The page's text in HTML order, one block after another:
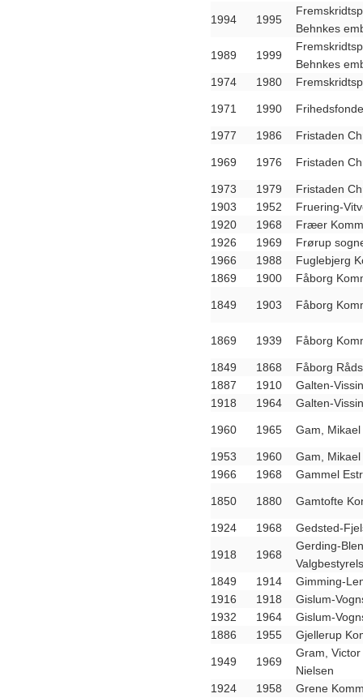
1994 1995
Behnkes
1989 1999
Behnkes
1974
1980
1971 1990
1977 1986 Fristaden
1969 1976 Fristaden
1973 1979
Fristaden
1903
1952
Fruering-
1920
1968
Fræer
1926
1969
Frørup
1966
1988
Fuglebjerg
1869
1900 Fåborg
1849 1903 Fåborg
1869 1939 Fåborg
1849 1868
Fåborg
1887
1910
Galten-
1918
1964 Galten-
1960 1965 Gam, Mikael
1953 1960
Gam, Mikael
1966
1968 Gammel
1850 1880 Gamtofte
1924 1968 Gedsted-
1918 1968
Gerding-
1849
1914
Gimming-
1916
1918
Gislum-
1932
1964
Gislum-
1886
1955 Gjellerup
1949 1969
Gram,
Nielsen
1924
1958 Grene